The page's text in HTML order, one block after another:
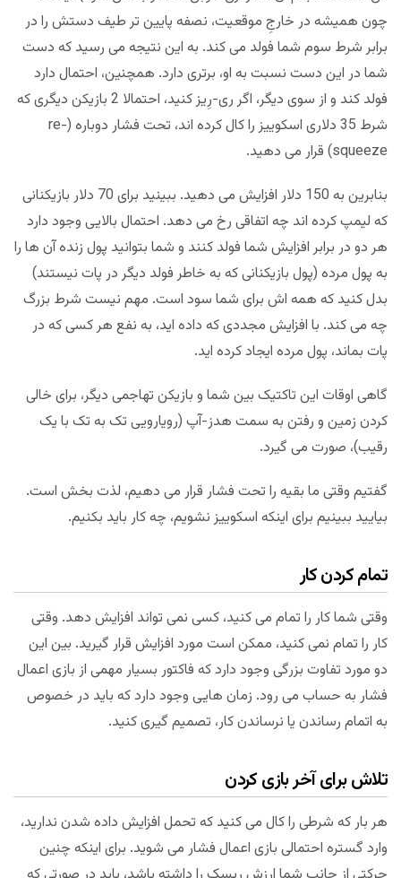
چون همیشه در خارجِ موقعیت، نصفه پایین تر طیف دستش را در
برابر شرط سوم شما فولد می کند. به این نتیجه می رسید که دست
شما در این دست نسبت به او، برتری دارد. همچنین، احتمال دارد
فولد کند و از سوی دیگر، اگر ری-رِیز کنید، احتمالا 2 بازیکن دیگری که
شرط 35 دلاری اسکوییز را کال کرده اند، تحت فشار دوباره (re-
squeeze) قرار می دهید.
بنابرین به 150 دلار افزایش می دهید. ببینید برای 70 دلار بازیکنانی
که لیمپ کرده اند چه اتفاقی رخ می دهد. احتمال بالایی وجود دارد
هر دو در برابر افزایش شما فولد کنند و شما بتوانید پول زنده آن ها را
به پول مرده (پول بازیکنانی که به خاطر فولد دیگر در پات نیستند)
بدل کنید که همه اش برای شما سود است. مهم نیست شرط بزرگ
چه می کند. با افزایش مجددی که داده اید، به نفع هر کسی که در
پات بماند، پول مرده ایجاد کرده اید.
گاهی اوقات این تاکتیک بین شما و بازیکن تهاجمی دیگر، برای خالی
کردن زمین و رفتن به سمت هدز-آپ (رویارویی تک به تک با یک
رقیب)، صورت می گیرد.
گفتیم وقتی ما بقیه را تحت فشار قرار می دهیم، لذت بخش است.
بیایید ببینیم برای اینکه اسکوییز نشویم، چه کار باید بکنیم.
تمام کردن کار
وقتی شما کار را تمام می کنید، کسی نمی تواند افزایش دهد. وقتی
کار را تمام نمی کنید، ممکن است مورد افزایش قرار گیرید. بین این
دو مورد تفاوت بزرگی وجود دارد که فاکتور بسیار مهمی از بازی اعمال
فشار به حساب می رود. زمان هایی وجود دارد که باید در خصوص
به اتمام رساندن یا نرساندن کار، تصمیم گیری کنید.
تلاش برای آخر بازی کردن
هر بار که شرطی را کال می کنید که تحمل افزایش داده شدن ندارید،
وارد گستره احتمالی بازی اعمال فشار می شوید. برای اینکه چنین